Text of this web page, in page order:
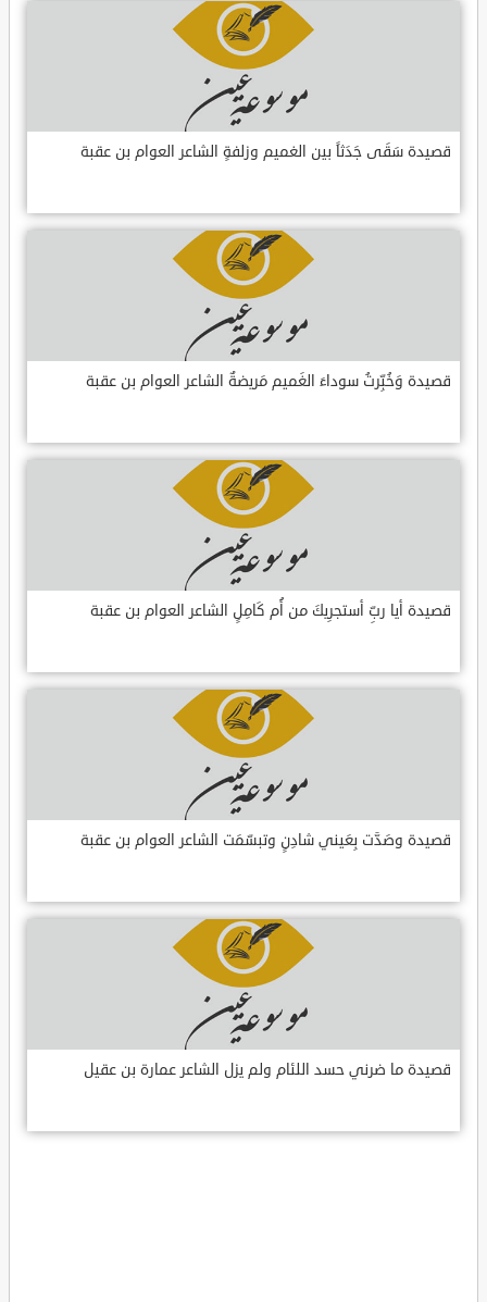
قصيدة سَقَى جَدَثاً بين الغميم وزلفةٍ الشاعر العوام بن عقبة
قصيدة وَخُبِّرتُ سوداءَ الغَميم مَريضةٌ الشاعر العوام بن عقبة
قصيدة أيا ربِّ أستجرِيكَ من أُم كَامِلٍ الشاعر العوام بن عقبة
قصيدة وصَدَّت بِعَيني شادِنٍ وتبسّمَت الشاعر العوام بن عقبة
قصيدة ما ضرني حسد اللئام ولم يزل الشاعر عمارة بن عقيل